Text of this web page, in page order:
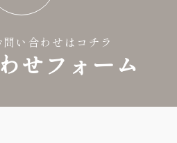
い合わせはコチラ
せフォーム